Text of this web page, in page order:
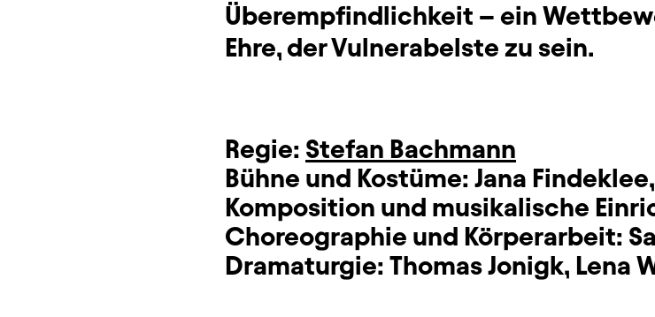
Überempfindlichkeit – ein
Ehre, der Vulnerabelste zu sein.
Regie: Stefan Bachmann
Bühne und Kostüme: Jana Findeklee,
Komposition und musikalische
Choreographie und Körperarbeit:
Dramaturgie: Thomas Jonigk, Lena